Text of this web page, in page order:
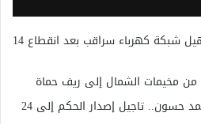
وزير الطاقة السوري: بدء تاهيل شبكة كهرباء سراقب بعد انقطاع 14
الجلسة الخامسة لمحاكمة احمد حسون.. تاجيل إصدار الحكم إلى 24